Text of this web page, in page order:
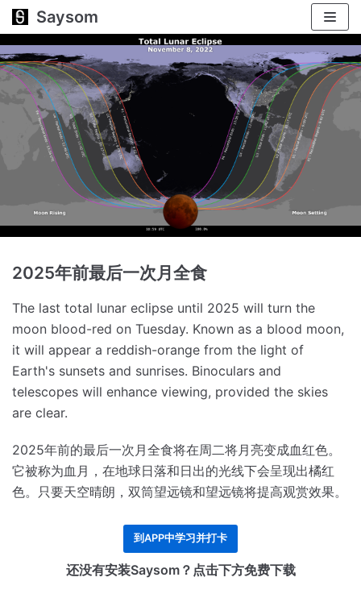
跳
正
文
Saysom
2025年前最后一次月全食
The last total lunar eclipse until 2025 will turn the
moon blood-red on Tuesday. Known as a blood moon,
it will appear a reddish-orange from the light of
Earth's sunsets and sunrises. Binoculars and
telescopes will enhance viewing, provided the skies
are clear.
2025年前的最后一次月全食将在周二将月亮变成血红色。
它被称为血月，在地球日落和日出的光线下会呈现出橘红
色。
只要天空晴朗，双筒望远镜和望远镜将提高观赏效果。
到APP中学习并打卡
还没有安装Saysom？点击下方免费下载